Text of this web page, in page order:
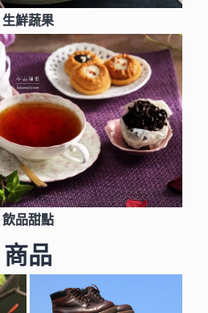
生鮮蔬果
飲品甜點
商品